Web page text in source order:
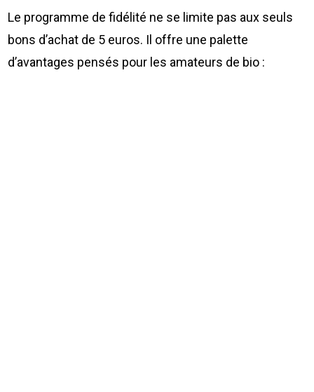
Le programme de fidélité ne se limite pas aux seuls
bons d’achat de 5 euros. Il offre une palette
d’avantages pensés pour les amateurs de bio :